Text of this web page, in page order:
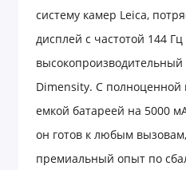
систему камер Leica,
дисплей с частотой 144 Гц
Dimensity. С полноценной
емкой батареей на 5000
он готов к любым
премиальный опыт по